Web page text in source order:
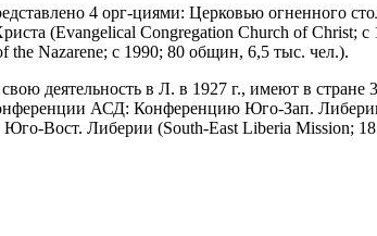
4 орг-циями: Церковью огненного
(Evangelical Congregation Church of Christ;
the Nazarene; с 1990; 80 общин, 6,5 тыс. чел.).
деятельность в Л. в 1927 г., имеют в
АСД: Конференцию Юго-Зап.
Вост. Либерии (South-East Liberia Mission;